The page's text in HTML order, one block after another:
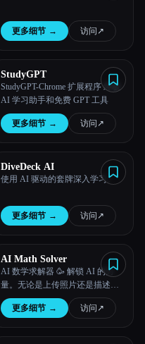
更多细节 → 访问 ↗︎
StudyGPT
StudyGPT-Chrome 扩展程序 终极
AI 学习助手和免费 GPT 工具
更多细节 → 访问 ↗︎
DiveDeck AI
使用 AI 驱动的套牌深入学习。
更多细节 → 访问 ↗︎
AI Math Solver
AI 数学求解器 🥳 解锁 AI 的力
量。无论是上传照片还是描述数
学问题，我们先进的多模态人工
智能都可以帮助您逐步解决数学
更多细节 → 访问 ↗︎